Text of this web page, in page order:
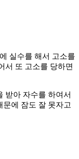
실수를 해서 고소를
서 또 고소를 당하면
받아 자수를 하여서
에 잠도 잘 못자고